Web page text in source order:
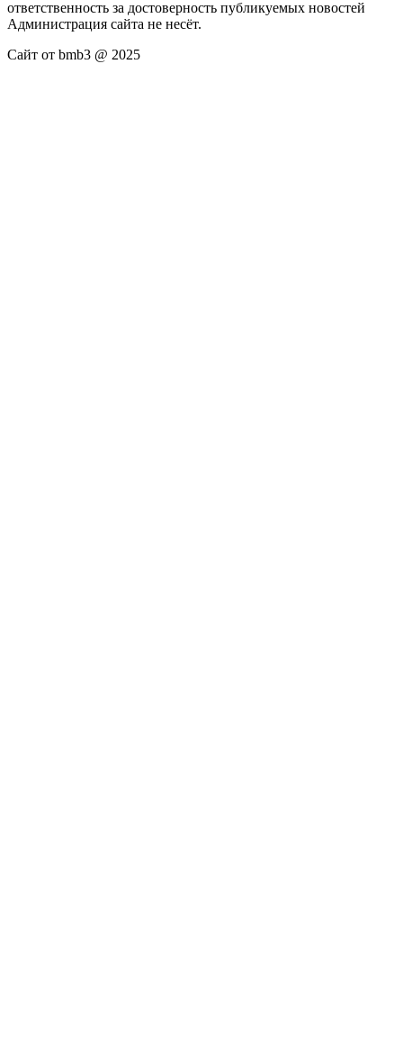
ответственность за достоверность публикуемых новостей
Администрация сайта не несёт.
Сайт от bmb3 @ 2025